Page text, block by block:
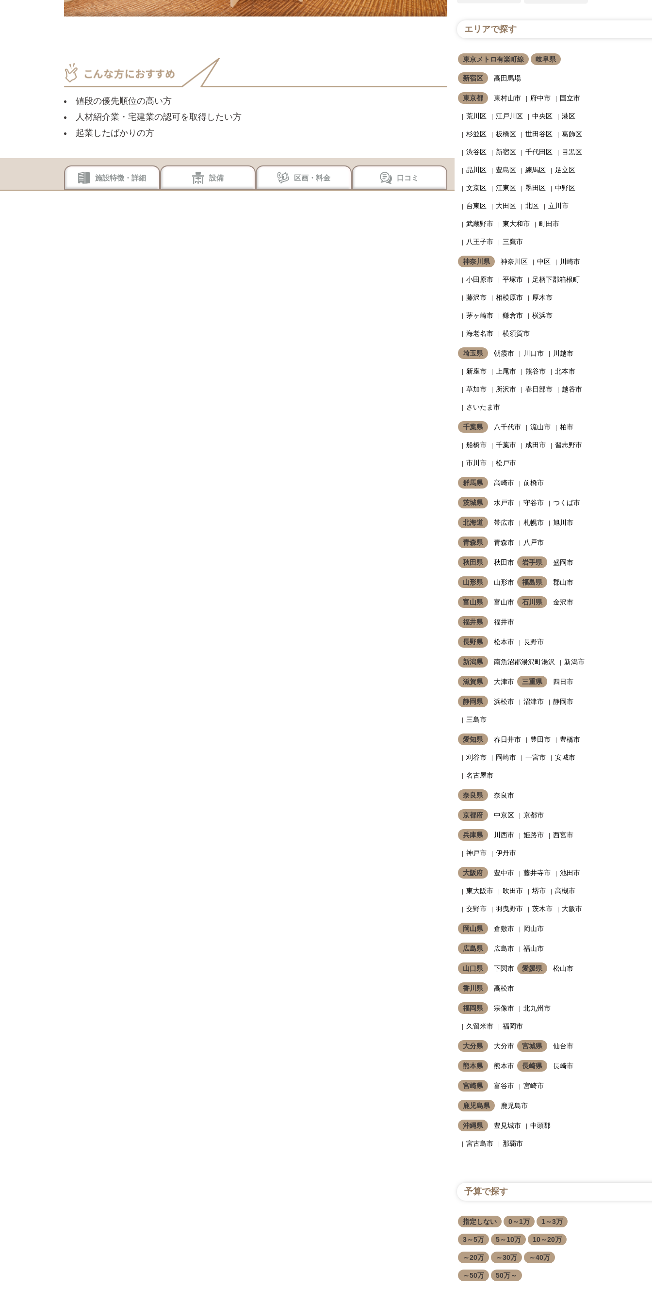
値段の優先順位の高い方
人材紹介業・宅建業の認可を取得したい方
起業したばかりの方
施設特徴・詳細 設備 区画・料金 口コミ
エリアで探す
東京メトロ有楽町線 岐阜県
新宿区 高田馬場
東京都 東村山市 府中市 国立市
荒川区 江戸川区 中央区 港区
杉並区 板橋区 世田谷区 葛飾区
渋谷区 新宿区 千代田区 目黒区
品川区 豊島区 練馬区 足立区
文京区 江東区 墨田区 中野区
台東区 大田区 北区 立川市
武蔵野市 東大和市 町田市
八王子市 三鷹市
神奈川県 神奈川区 中区 川崎市
小田原市 平塚市 足柄下郡箱根町
藤沢市 相模原市 厚木市
茅ヶ崎市 鎌倉市 横浜市
海老名市 横須賀市
埼玉県 朝霞市 川口市 川越市
新座市 上尾市 熊谷市 北本市
草加市 所沢市 春日部市 越谷市
さいたま市
千葉県 八千代市 流山市 柏市
船橋市 千葉市 成田市 習志野市
市川市 松戸市
群馬県 高崎市 前橋市
茨城県 水戸市 守谷市 つくば市
北海道 帯広市 札幌市 旭川市
青森県 青森市 八戸市
秋田県 秋田市 岩手県 盛岡市
山形県 山形市 福島県 郡山市
富山県 富山市 石川県 金沢市
福井県 福井市
長野県 松本市 長野市
新潟県 南魚沼郡湯沢町湯沢 新潟市
滋賀県 大津市 三重県 四日市
静岡県 浜松市 沼津市 静岡市
三島市
愛知県 春日井市 豊田市 豊橋市
刈谷市 岡崎市 一宮市 安城市
名古屋市
奈良県 奈良市
京都府 中京区 京都市
兵庫県 川西市 姫路市 西宮市
神戸市 伊丹市
大阪府 豊中市 藤井寺市 池田市
東大阪市 吹田市 堺市 高槻市
交野市 羽曳野市 茨木市 大阪市
岡山県 倉敷市 岡山市
広島県 広島市 福山市
山口県 下関市 愛媛県 松山市
香川県 高松市
福岡県 宗像市 北九州市
久留米市 福岡市
大分県 大分市 宮城県 仙台市
熊本県 熊本市 長崎県 長崎市
宮崎県 富谷市 宮崎市
鹿児島県 鹿児島市
沖縄県 豊見城市 中頭郡
宮古島市 那覇市
予算で探す
指定しない 0～1万 1～3万
3～5万 5～10万 10～20万
～20万 ～30万 ～40万
～50万 50万～